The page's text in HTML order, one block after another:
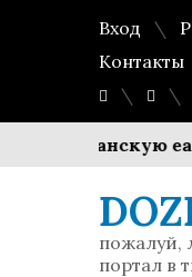
Вход
Контакты
британскую
пожалуй,
портал в